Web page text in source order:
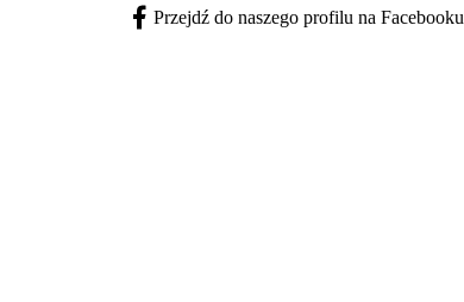
Facebook - otwiera się w nowej karcie
Przejdź do naszego profilu na Facebooku